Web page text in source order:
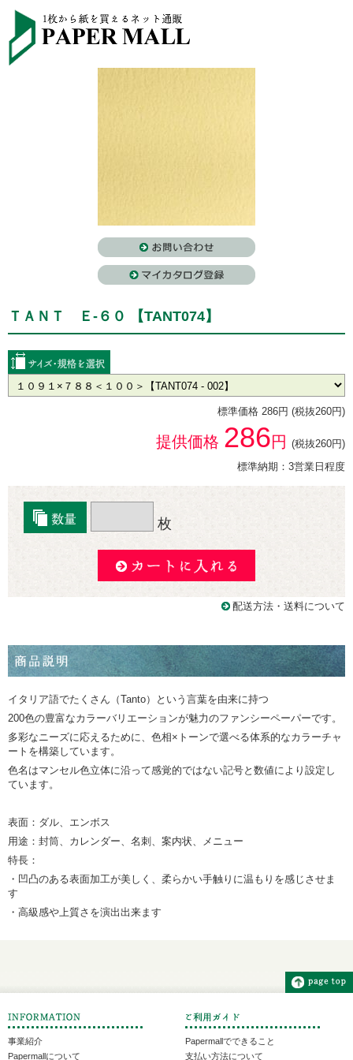
ＴＡＮＴ Ｅ-６０ 【TANT074】
標準価格 286円 (税抜260円)
提供価格 286円 (税抜260円)
標準納期：3営業日程度
枚
配送方法・送料について
イタリア語でたくさん（Tanto）という言葉を由来に持つ
200色の豊富なカラーバリエーションが魅力のファンシーペーパーです。
多彩なニーズに応えるために、色相×トーンで選べる体系的なカラーチャ
ートを構築しています。
色名はマンセル色立体に沿って感覚的ではない記号と数値により設定し
ています。
表面：ダル、エンボス
用途：封筒、カレンダー、名刺、案内状、メニュー
特長：
・凹凸のある表面加工が美しく、柔らかい手触りに温もりを感じさせま
す
・高級感や上質さを演出出来ます
事業紹介
Papermallについて
Papermallでできること
支払い方法について